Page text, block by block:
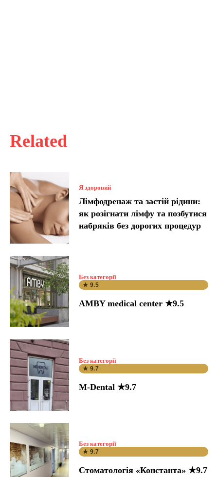
Related
Я здоровий
Лімфодренаж та застій рідини:
як розігнати лімфу та позбутися
набряків без дорогих процедур
Без категорії
★ 9.5
AMBY medical center ★9.5
Без категорії
★ 9.7
M-Dental ★9.7
Без категорії
★ 9.7
Стоматологія «Константа» ★9.7